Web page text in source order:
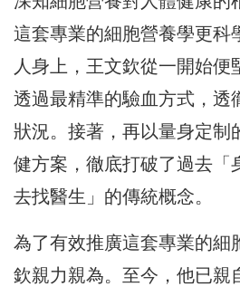
這套專業的細胞營養學更科
人身上，王文欽從一開始便
透過最精準的驗血方式，透
狀況。接著，再以量身定制
健方案，徹底打破了過去「
去找醫生」的傳統概念。
為了有效推廣這套專業的細
欽親力親為。至今，他已親